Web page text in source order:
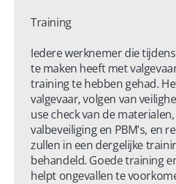
Training
Iedere werknemer die
te maken heeft met
training te hebben gehad.
valgevaar, volgen van
use check van de
valbeveiliging en PBM's, en
zullen in een dergelijke
behandeld. Goede training
helpt ongevallen te